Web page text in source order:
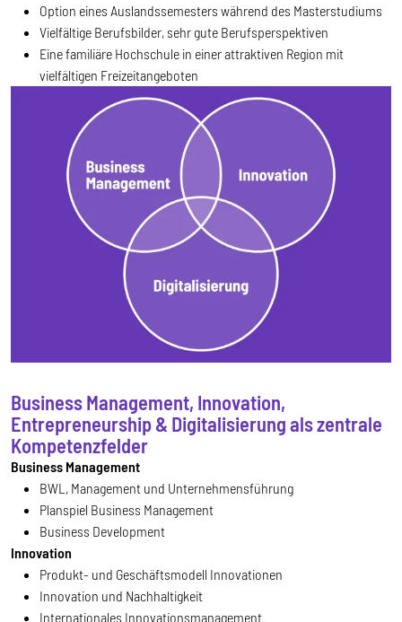
Option eines Auslandssemesters während des Masterstudiums
Vielfältige Berufsbilder, sehr gute Berufsperspektiven
Eine familiäre Hochschule in einer attraktiven Region mit
vielfältigen Freizeitangeboten
Business Management, Innovation,
Entrepreneurship & Digitalisierung als zentrale
Kompetenzfelder
Business Management
BWL, Management und Unternehmensführung
Planspiel Business Management
Business Development
Innovation
Produkt- und Geschäftsmodell Innovationen
Innovation und Nachhaltigkeit
Internationales Innovationsmanagement